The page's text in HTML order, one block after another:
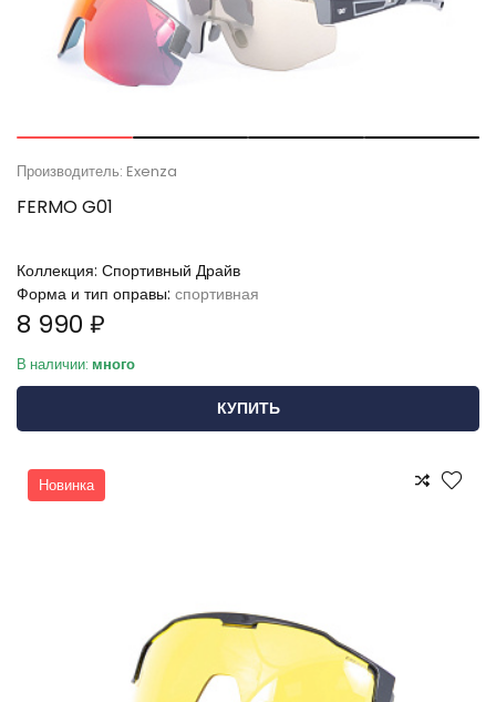
Производитель: Exenza
FERMO G01
Коллекция: Спортивный Драйв
Форма и тип оправы: спортивная
8 990 ₽
В наличии: много
КУПИТЬ
Новинка